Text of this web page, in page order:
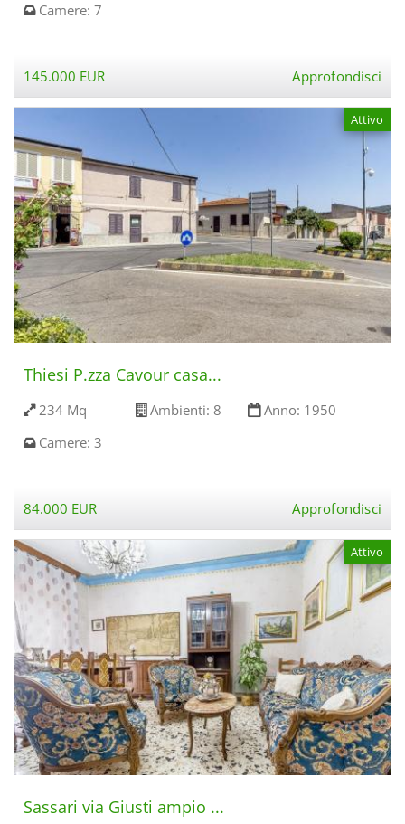
Camere: 7
145.000 EUR Approfondisci
Attivo
Thiesi P.zza Cavour casa...
234 Mq Ambienti: 8 Anno: 1950
Camere: 3
84.000 EUR Approfondisci
Attivo
Sassari via Giusti ampio ...